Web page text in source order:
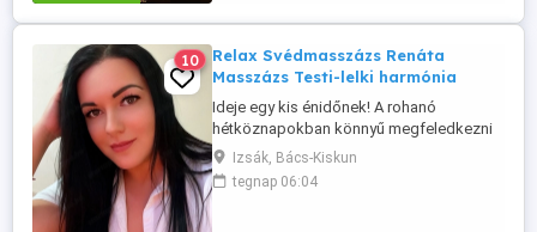
Ha szeretnél ...
10
Relax Svédmasszázs Renáta
Masszázs Testi-lelki harmónia
Ideje egy kis énidőnek! A rohanó
hétköznapokban könnyű megfeledkezni
magunkról, pedig a tested is megérdemli
a törődést. Egy masszázs nem luxus
hanem befektetés az egészségedbe és a
Izsák, Bács-Kiskun
tegnap 06:04